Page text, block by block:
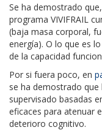
Se ha demostrado
programa VIVIFRAIL
(baja masa corporal,
energía). O lo que es
de la capacidad
Por si fuera poco, en
se ha demostrado
supervisado basadas
eficaces para atenuar
deterioro cognitivo.